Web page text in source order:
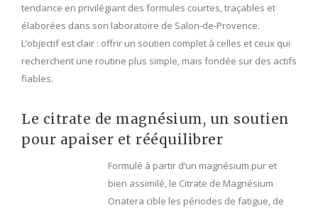
tendance en privilégiant des formules courtes, traçables et
élaborées dans son laboratoire de Salon-de-Provence.
L’objectif est clair : offrir un soutien complet à celles et ceux qui
recherchent une routine plus simple, mais fondée sur des actifs
fiables.
Le citrate de magnésium, un soutien
pour apaiser et rééquilibrer
Formulé à partir d’un magnésium pur et
bien assimilé, le Citrate de Magnésium
Onatera cible les périodes de fatigue, de